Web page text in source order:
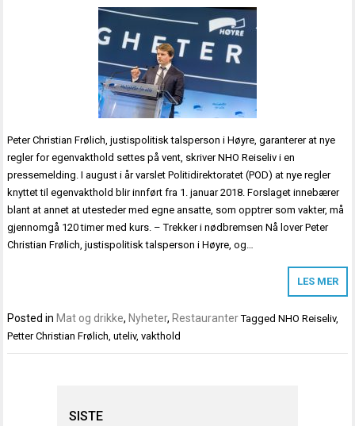
Peter Christian Frølich, justispolitisk talsperson i Høyre, garanterer at nye
regler for egenvakthold settes på vent, skriver NHO Reiseliv i en
pressemelding. I august i år varslet Politidirektoratet (POD) at nye regler
knyttet til egenvakthold blir innført fra 1. januar 2018. Forslaget innebærer
blant at annet at utesteder med egne ansatte, som opptrer som vakter, må
gjennomgå 120 timer med kurs. – Trekker i nødbremsen Nå lover Peter
Christian Frølich, justispolitisk talsperson i Høyre, og…
LES MER
Posted in Mat og drikke, Nyheter, Restauranter TaggedNHO Reiseliv,
Petter Christian Frølich,uteliv,vakthold
SISTE